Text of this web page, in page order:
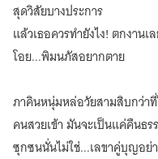
สุดวิสัยบางประการ
แล้วเธอควรทำยังไง! ตกงาน
โอย...พิมนภัสอยากตาย
ภาคินหนุ่มหล่อวัยสามสิบกว่าที่
คนสวยเข้า มันจะเป็นแค่คืนธ
ซุกซนนั่นไม่ใช่...เลขาคู่บุญอย่